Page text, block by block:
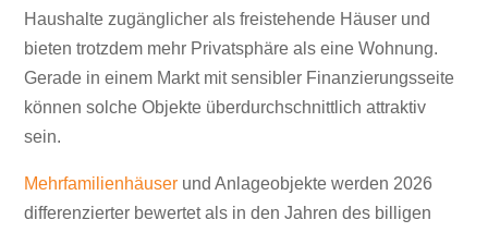
Haushalte zugänglicher als freistehende Häuser und
bieten trotzdem mehr Privatsphäre als eine Wohnung.
Gerade in einem Markt mit sensibler Finanzierungsseite
können solche Objekte überdurchschnittlich attraktiv
sein.
Mehrfamilienhäuser und Anlageobjekte werden 2026
differenzierter bewertet als in den Jahren des billigen